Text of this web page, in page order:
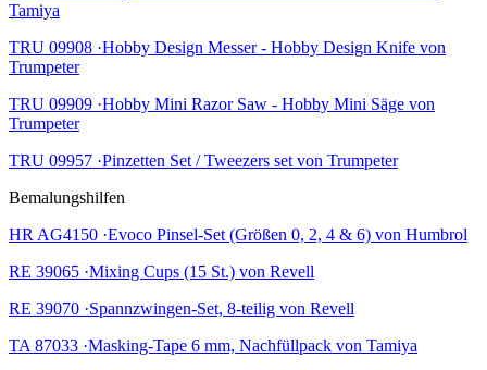
Tamiya
TRU 09908 ·Hobby Design Messer - Hobby Design Knife von
Trumpeter
TRU 09909 ·Hobby Mini Razor Saw - Hobby Mini Säge von
Trumpeter
TRU 09957 ·Pinzetten Set / Tweezers set von Trumpeter
Bemalungshilfen
HR AG4150 ·Evoco Pinsel-Set (Größen 0, 2, 4 & 6) von Humbrol
RE 39065 ·Mixing Cups (15 St.) von Revell
RE 39070 ·Spannzwingen-Set, 8-teilig von Revell
TA 87033 ·Masking-Tape 6 mm, Nachfüllpack von Tamiya